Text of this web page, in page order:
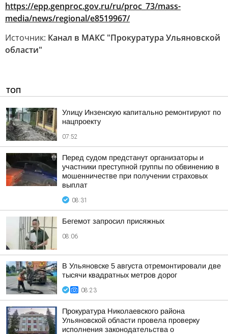
https://epp.genproc.gov.ru/ru/proc_73/mass-
media/news/regional/e8519967/
Источник: Канал в МАКС "Прокуратура Ульяновской
области"
ТОП
Улицу Инзенскую капитально ремонтируют по
нацпроекту
07:52
Перед судом предстанут организаторы и
участники преступной группы по обвинению в
мошенничестве при получении страховых
выплат
08:31
Бегемот запросил присяжных
08:06
В Ульяновске 5 августа отремонтировали две
тысячи квадратных метров дорог
08:23
Прокуратура Николаевского района
Ульяновской области провела проверку
исполнения законодательства о